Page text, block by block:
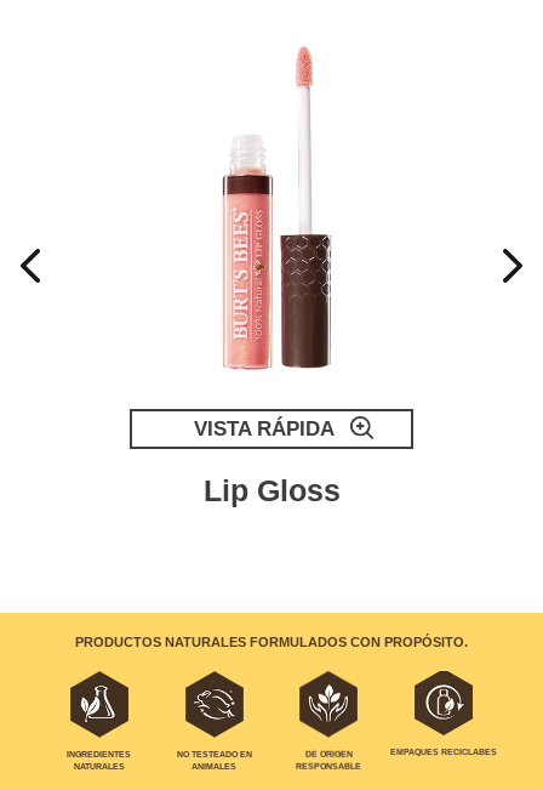
VISTA RÁPIDA
Lip Gloss
PRODUCTOS NATURALES FORMULADOS CON PROPÓSITO.
INGREDIENTES
NATURALES
NO TESTEADO EN
ANIMALES
DE ORIGEN
RESPONSABLE
EMPAQUES RECICLABES